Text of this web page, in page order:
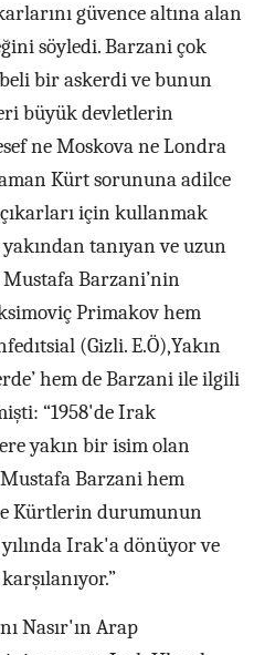
güvence altına alan
söyledi. Barzani çok
bir askerdi ve bunun
büyük devletlerin
ne Moskova ne Londra
Kürt sorununa adilce
için kullanmak
tanıyan ve uzun
Barzani’nin
Primakov hem
(Gizli. E.Ö),Yakın
hem de Barzani ile ilgili
“1958'de Irak
yakın bir isim olan
Barzani hem
Kürtlerin durumunun
Irak'a dönüyor ve
Nasır'ın Arap